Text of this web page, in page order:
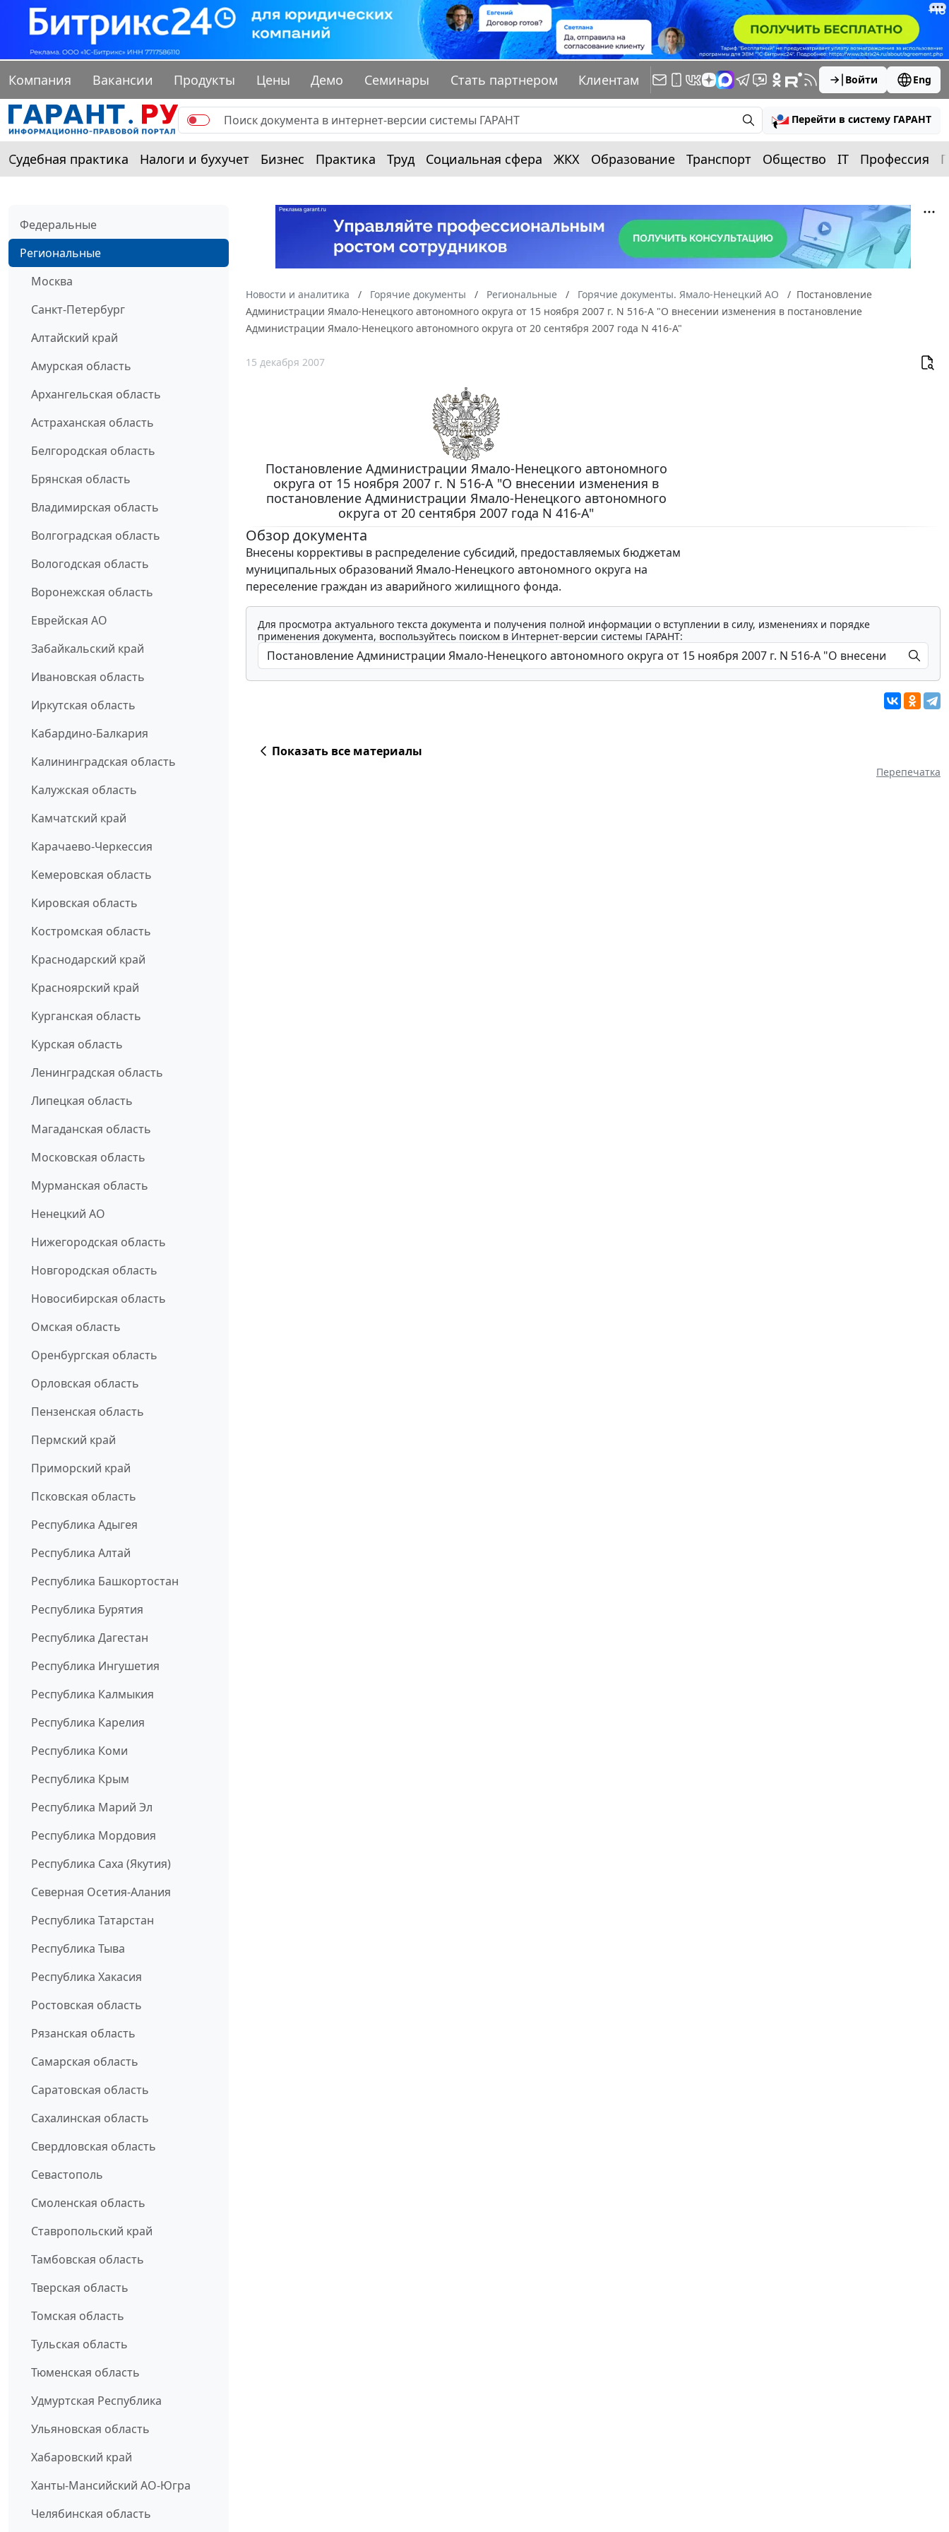
Компания Вакансии Продукты Цены Демо Семинары Стать партнером Клиентам Войти Eng
Перейти в систему ГАРАНТ
Судебная практика Налоги и бухучет Бизнес Практика Труд Социальная сфера ЖКХ Образование Транспорт Общество IT Профессия
Федеральные
Региональные
Москва
Санкт-Петербург
Алтайский край
Амурская область
Архангельская область
Астраханская область
Белгородская область
Брянская область
Владимирская область
Волгоградская область
Вологодская область
Воронежская область
Еврейская АО
Забайкальский край
Ивановская область
Иркутская область
Кабардино-Балкария
Калининградская область
Калужская область
Камчатский край
Карачаево-Черкессия
Кемеровская область
Кировская область
Костромская область
Краснодарский край
Красноярский край
Курганская область
Курская область
Ленинградская область
Липецкая область
Магаданская область
Московская область
Мурманская область
Ненецкий АО
Нижегородская область
Новгородская область
Новосибирская область
Омская область
Оренбургская область
Орловская область
Пензенская область
Пермский край
Приморский край
Псковская область
Республика Адыгея
Республика Алтай
Республика Башкортостан
Республика Бурятия
Республика Дагестан
Республика Ингушетия
Республика Калмыкия
Республика Карелия
Республика Коми
Республика Крым
Республика Марий Эл
Республика Мордовия
Республика Саха (Якутия)
Северная Осетия-Алания
Республика Татарстан
Республика Тыва
Республика Хакасия
Ростовская область
Рязанская область
Самарская область
Саратовская область
Сахалинская область
Свердловская область
Севастополь
Смоленская область
Ставропольский край
Тамбовская область
Тверская область
Томская область
Тульская область
Тюменская область
Удмуртская Республика
Ульяновская область
Хабаровский край
Ханты-Мансийский АО-Югра
Челябинская область
Новости и аналитика Горячие документы Региональные Горячие документы. Ямало-Ненецкий АО
Постановление
Администрации Ямало-Ненецкого автономного округа от 15 ноября 2007 г. N 516-А "О внесении изменения в постановление
Администрации Ямало-Ненецкого автономного округа от 20 сентября 2007 года N 416-А"
15 декабря 2007
Постановление Администрации Ямало-Ненецкого автономного
округа от 15 ноября 2007 г. N 516-А "О внесении изменения в
постановление Администрации Ямало-Ненецкого автономного
округа от 20 сентября 2007 года N 416-А"
Обзор документа
Внесены коррективы в распределение субсидий, предоставляемых бюджетам
муниципальных образований Ямало-Ненецкого автономного округа на
переселение граждан из аварийного жилищного фонда.
Для просмотра актуального текста документа и получения полной информации о вступлении в силу, изменениях и порядке
применения документа, воспользуйтесь поиском в Интернет-версии системы ГАРАНТ:
Показать все материалы
Перепечатка